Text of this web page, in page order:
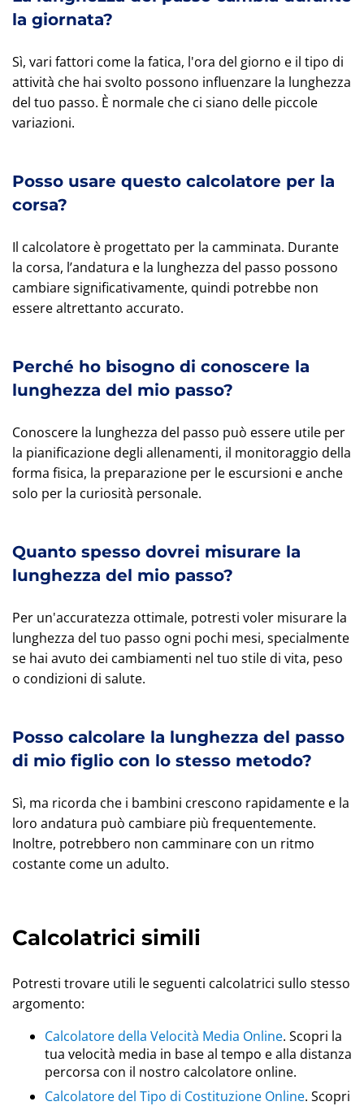
la giornata?
Sì, vari fattori come la fatica, l'ora del giorno e il tipo di
attività che hai svolto possono influenzare la lunghezza
del tuo passo. È normale che ci siano delle piccole
variazioni.
Posso usare questo calcolatore per la
corsa?
Il calcolatore è progettato per la camminata. Durante
la corsa, l’andatura e la lunghezza del passo possono
cambiare significativamente, quindi potrebbe non
essere altrettanto accurato.
Perché ho bisogno di conoscere la
lunghezza del mio passo?
Conoscere la lunghezza del passo può essere utile per
la pianificazione degli allenamenti, il monitoraggio della
forma fisica, la preparazione per le escursioni e anche
solo per la curiosità personale.
Quanto spesso dovrei misurare la
lunghezza del mio passo?
Per un'accuratezza ottimale, potresti voler misurare la
lunghezza del tuo passo ogni pochi mesi, specialmente
se hai avuto dei cambiamenti nel tuo stile di vita, peso
o condizioni di salute.
Posso calcolare la lunghezza del passo
di mio figlio con lo stesso metodo?
Sì, ma ricorda che i bambini crescono rapidamente e la
loro andatura può cambiare più frequentemente.
Inoltre, potrebbero non camminare con un ritmo
costante come un adulto.
Calcolatrici simili
Potresti trovare utili le seguenti calcolatrici sullo stesso
argomento:
Calcolatore della Velocità Media Online. Scopri la
tua velocità media in base al tempo e alla distanza
percorsa con il nostro calcolatore online.
Calcolatore del Tipo di Costituzione Online. Scopri